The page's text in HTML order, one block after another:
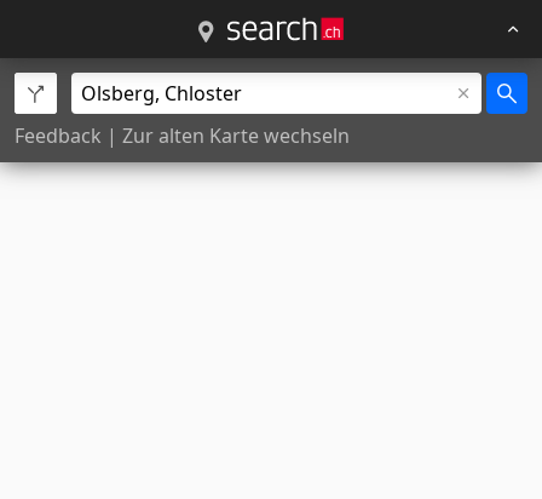
Feedback | Zur alten Karte wechseln